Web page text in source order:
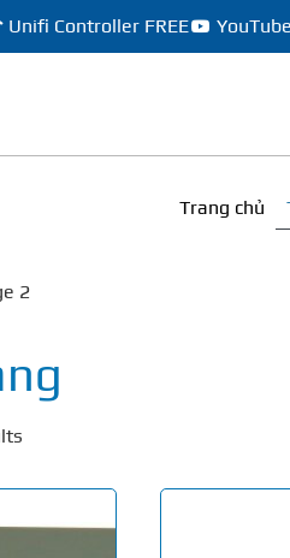
Unifi Controller FREE YouTube
Trang chủ
2